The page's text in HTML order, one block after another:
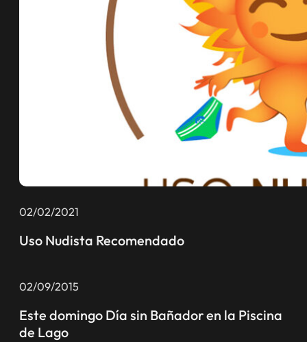
02/02/2021
Uso Nudista Recomendado
02/09/2015
Este domingo Día sin Bañador en la Piscina
de Lago